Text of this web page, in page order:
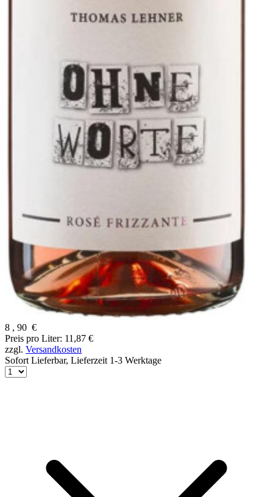
8 , 90 €
Preis pro Liter: 11,87 €
zzgl. Versandkosten
Sofort Lieferbar, Lieferzeit 1-3 Werktage